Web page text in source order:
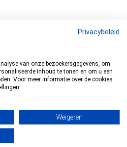
en ISO 27001:2022
Privacybeleid
van onze bezoekersgegevens, om
inhoud te tonen en om u een
Voor meer informatie over de cookies
Weigeren